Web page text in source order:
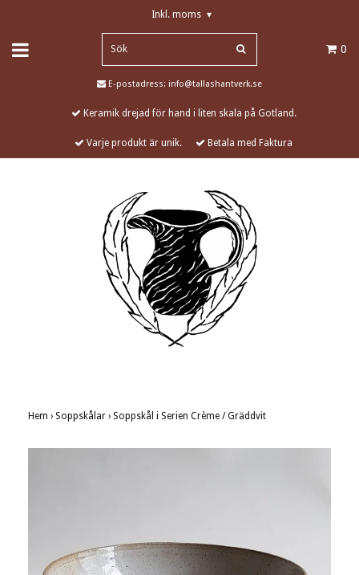
Inkl. moms ▾
0
E-postadress: info@tallashantverk.se
Keramik drejad för hand i liten skala på Gotland.
Varje produkt är unik. Betala med Faktura
Hem › Soppskålar › Soppskål i Serien Crème / Gräddvit